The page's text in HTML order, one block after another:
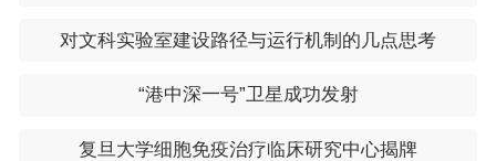
对文科实验室建设路径与运行机制的几点思考
“港中深一号”卫星成功发射
复旦大学细胞免疫治疗临床研究中心揭牌